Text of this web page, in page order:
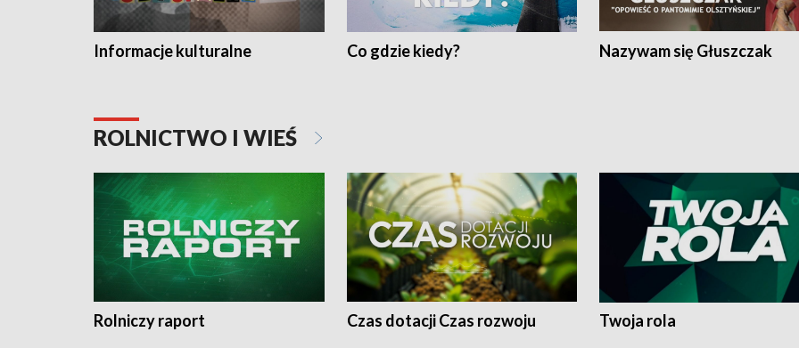
Informacje kulturalne Co gdzie kiedy? Nazywam się Głuszczak
ROLNICTWO I WIEŚ
Rolniczy raport Czas dotacji Czas rozwoju Twoja rola